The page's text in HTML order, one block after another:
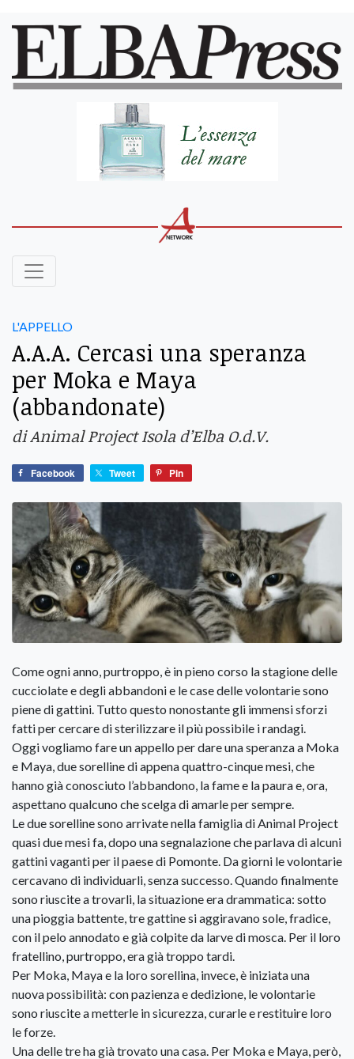
L'APPELLO
A.A.A. Cercasi una speranza
per Moka e Maya
(abbandonate)
di Animal Project Isola d’Elba O.d.V.
Facebook Tweet Pin
Come ogni anno, purtroppo, è in pieno corso la stagione delle
cucciolate e degli abbandoni e le case delle volontarie sono
piene di gattini. Tutto questo nonostante gli immensi sforzi
fatti per cercare di sterilizzare il più possibile i randagi.
Oggi vogliamo fare un appello per dare una speranza a Moka
e Maya, due sorelline di appena quattro-cinque mesi, che
hanno già conosciuto l’abbandono, la fame e la paura e, ora,
aspettano qualcuno che scelga di amarle per sempre.
Le due sorelline sono arrivate nella famiglia di Animal Project
quasi due mesi fa, dopo una segnalazione che parlava di alcuni
gattini vaganti per il paese di Pomonte. Da giorni le volontarie
cercavano di individuarli, senza successo. Quando finalmente
sono riuscite a trovarli, la situazione era drammatica: sotto
una pioggia battente, tre gattine si aggiravano sole, fradice,
con il pelo annodato e già colpite da larve di mosca. Per il loro
fratellino, purtroppo, era già troppo tardi.
Per Moka, Maya e la loro sorellina, invece, è iniziata una
nuova possibilità: con pazienza e dedizione, le volontarie
sono riuscite a metterle in sicurezza, curarle e restituire loro
le forze.
Una delle tre ha già trovato una casa. Per Moka e Maya, però,